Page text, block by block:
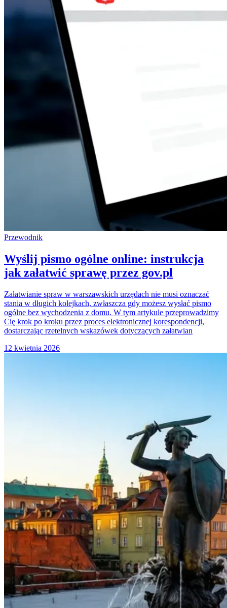
Przewodnik
Wyślij pismo ogólne online: instrukcja
jak załatwić sprawę przez gov.pl
Załatwianie spraw w warszawskich urzędach nie musi oznaczać
stania w długich kolejkach, zwłaszcza gdy możesz wysłać pismo
ogólne bez wychodzenia z domu. W tym artykule przeprowadzimy
Cię krok po kroku przez proces elektronicznej korespondencji,
dostarczając rzetelnych wskazówek dotyczących załatwian
12 kwietnia 2026